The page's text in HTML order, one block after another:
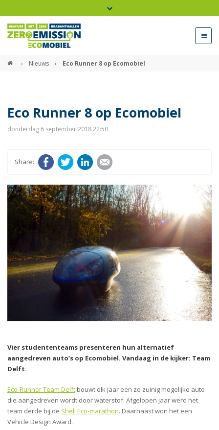
Bel ons voor info 0294 - 74 50 70
› Nieuws › Eco Runner 8 op Ecomobiel
Eco Runner 8 op Ecomobiel
donderdag 6 september 2018 22:50
FacebookTwitter LinkedIn
Vier studententeams presenteren hun alternatief
aangedreven auto’s op Ecomobiel. Vandaag in de kijker: Team
Delft.
Eco-Runner Team Delft bouwt elk jaar een zo zuinig mogelijke auto
die aangedreven wordt door waterstof. Afgelopen jaar werd het
team derde bij de Shell Eco-marathon. Daarnaast won het een
Vehicle Design Award.